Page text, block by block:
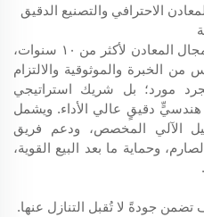
الاحترافي والتصنيع الدقيق
وبصفتنا مصنِّعين متخصصين في مجال المعادن لأكثر من ١٠ سنوات،
الخبرة والموثوقية والالتزام
مورد؛ بل شريك استراتيجي
دقيقٍ عالي الأداء. ويشمل
الآلي المخصص، ودعم فريق
وحماية ما بعد البيع القوية،